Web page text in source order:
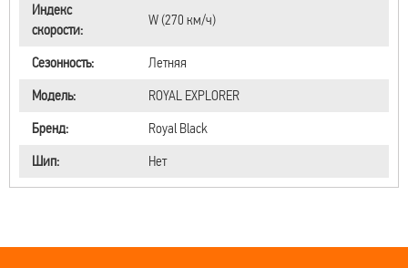
Индекс
скорости:
W (270 км/ч)
Сезонность:
Летняя
Модель:
ROYAL EXPLORER
Бренд:
Royal Black
Шип:
Нет